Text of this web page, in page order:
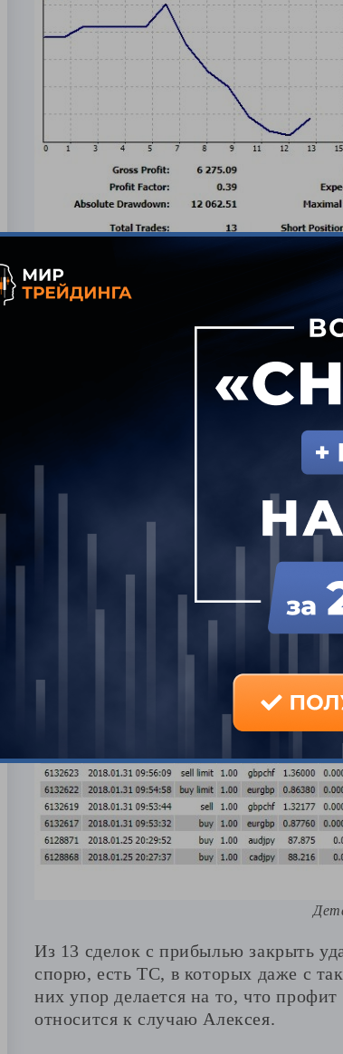
Любопытно здесь то, что,
ошибки. Пытался отыграться,
управления капиталом – все это
Если взглянуть на детализацию
закрыта с убытком. Причем убыток
Из 13 сделок с прибылью закрыть
спорю, есть ТС, в которых даже с
них упор делается на то, что
относится к случаю Алексея.